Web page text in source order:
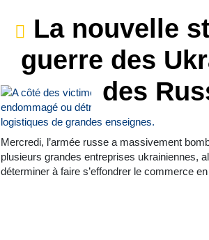
La nouvelle
guerre des
des
Mercredi, l’armée russe a massivement
plusieurs grandes entreprises ukrainiennes,
déterminer à faire s’effondrer le commerce